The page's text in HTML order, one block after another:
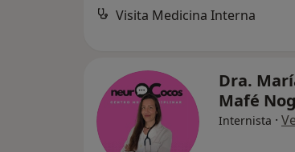
Visita Medicina Interna
Dra.
Mafé
Internista ·